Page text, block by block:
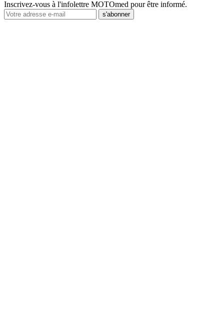
Inscrivez-vous à l'infolettre MOTOmed pour être informé.
s'abonner